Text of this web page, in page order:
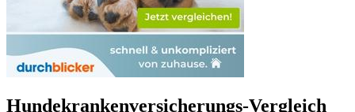
Hundekrankenversicherungs-Vergleich